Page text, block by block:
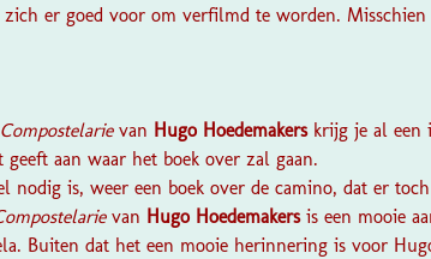
er goed voor om verfilmd te worden. Misschien
Compostelarie van Hugo Hoedemakers krijg je al een
aan waar het boek over zal gaan.
is, weer een boek over de camino, dat er
van Hugo Hoedemakersis een mooie
Buiten dat het een mooie herinnering is voor